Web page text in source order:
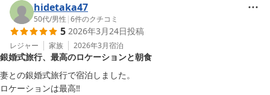
hidetaka47
50代/男性 |6件のクチコミ
5 2026年3月24日投稿
レジャー 家族 2026年3月宿泊
銀婚式旅行、最高のロケーションと朝食
妻との銀婚式旅行で宿泊しました。
ロケーションは最高‼️